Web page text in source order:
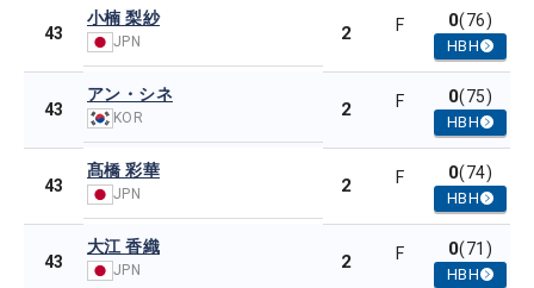
43
小楠 梨紗
JPN 2 F 0(76)
HBH
43
アン・シネ
KOR 2 F 0(75)
HBH
43
髙橋 彩華
JPN 2 F 0(74)
HBH
43
大江 香織
JPN 2 F 0(71)
HBH